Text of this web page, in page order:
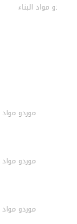
موردو مواد البناء
موردو مواد
موردو مواد
موردو مواد